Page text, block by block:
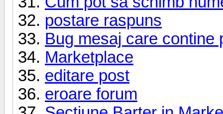
postare raspuns
Bug mesaj care contine
Marketplace
editare post
eroare forum